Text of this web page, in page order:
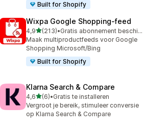
Built for Shopify
Wixpa Google Shopping‑feed
4,9van 5 sterren
(213)
213 recensies in totaal
•
Gratis abonnement beschikbaar
Maak multiproductfeeds voor Google
Shopping Microsoft/Bing
Built for Shopify
Klarna Search & Compare
4,6van 5 sterren
(6)
6 recensies in totaal
•Gratis te installeren
Vergroot je bereik, stimuleer conversie
op Klarna Search & Compare